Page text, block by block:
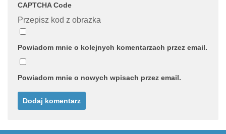
CAPTCHA Code
Przepisz kod z obrazka
Powiadom mnie o kolejnych komentarzach przez email.
Powiadom mnie o nowych wpisach przez email.